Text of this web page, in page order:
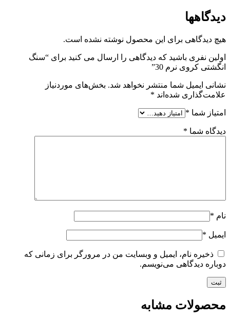
دیدگاهها
هیچ دیدگاهی برای این محصول نوشته نشده است.
اولین نفری باشید که دیدگاهی را ارسال می کنید برای “سنگ
انگشتی کروی نرم 30”
نشانی ایمیل شما منتشر نخواهد شد. بخش‌های موردنیاز
علامت‌گذاری شده‌اند *
امتیاز شما *
دیدگاه شما *
نام *
ایمیل *
ذخیره نام، ایمیل و وبسایت من در مرورگر برای زمانی که
دوباره دیدگاهی می‌نویسم.
محصولات مشابه